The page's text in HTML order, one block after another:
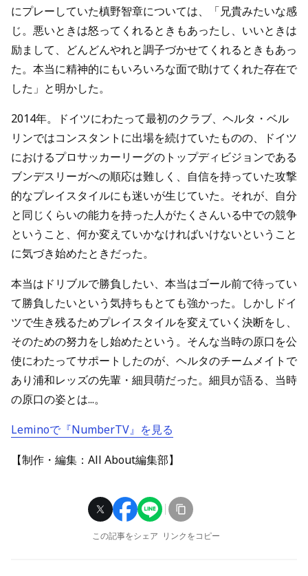
にプレーしていた槙野智章については、「兄貴みたいな感
じ。悪いときは怒ってくれるときもあったし、いいときは
励まして、どんどんやれと調子づかせてくれるときもあっ
た。本当に精神的にもいろいろな面で助けてくれた存在で
した」と明かした。
2014年。ドイツにわたって最初のクラブ、ヘルタ・ベル
リンではコンスタントに出場を続けていたものの、ドイツ
におけるプロサッカーリーグのトップディビジョンである
ブンデスリーガへの順応は難しく、自信を持っていた攻撃
的なプレイスタイルにも迷いが生じていた。それが、自分
と同じくらいの能力を持った人がたくさんいる中での競争
ということ、何か変えていかなければいけないということ
に気づき始めたときだった。
本当はドリブルで勝負したい、本当はゴール前で待ってい
て勝負したいという気持ちもとても強かった。しかしドイ
ツで生き残るためプレイスタイルを変えていく決断をし、
そのための努力をし始めたという。そんな当時の原口を公
使にわたってサポートしたのが、ヘルタのチームメイトで
あり浦和レッズの先輩・細貝萌だった。細貝が語る、当時
の原口の姿とは...。
Leminoで『NumberTV』を見る
【制作・編集：All About編集部】
この記事をシェア リンクをコピー